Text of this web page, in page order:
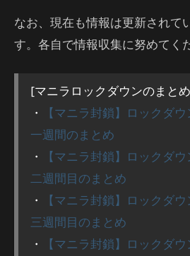
なお、現在も情報は更新されて
す。各自で情報収集に努めてく
[マニラロックダウンのまと
・
【マニラ封鎖】ロックダ
一週間のまとめ
・
【マニラ封鎖】ロックダ
二週間目のまとめ
・
【マニラ封鎖】ロックダ
三週間目のまとめ
・
【マニラ封鎖】ロックダ